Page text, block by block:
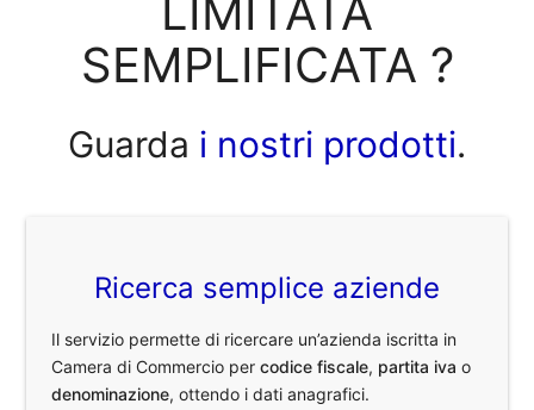
LIMITATA
SEMPLIFICATA ?
Guarda i nostri prodotti.
Ricerca semplice aziende
Il servizio permette di ricercare un’azienda iscritta in
Camera di Commercio percodice fiscale, partita iva o
denominazione, ottendo i dati anagrafici.